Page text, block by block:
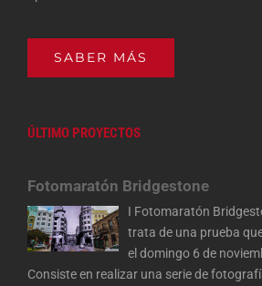
SABER MÁS
ÚLTIMO PROYECTOS
Fotomaratón Bridgestone
I Fotomaratón
trata de una prueba
el domingo 6 de
Consiste en realizar una serie de